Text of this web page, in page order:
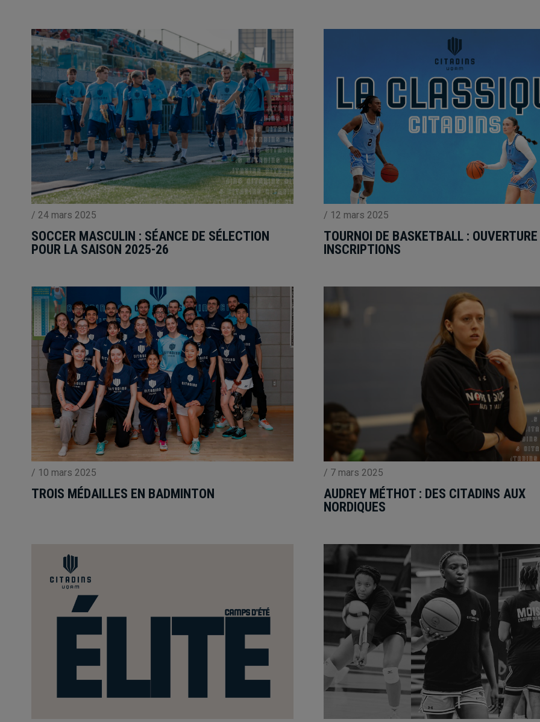
/ 24 mars 2025
SOCCER MASCULIN : SÉANCE DE SÉLECTION
POUR LA SAISON 2025-26
/ 12 mars 2025
TOURNOI DE BASKETBALL : OUVERTURE
INSCRIPTIONS
/ 10 mars 2025
TROIS MÉDAILLES EN BADMINTON
/ 7 mars 2025
AUDREY MÉTHOT : DES CITADINS AUX
NORDIQUES